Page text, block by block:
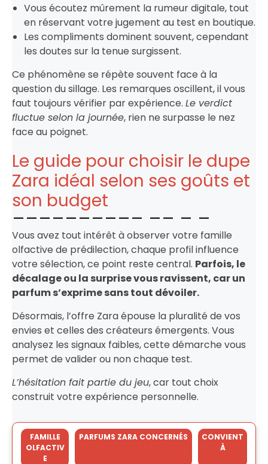
Vous écoutez mûrement la rumeur digitale, tout
en réservant votre jugement au test en boutique.
Les compliments dominent souvent, cependant
les doutes sur la tenue surgissent.
Ce phénomène se répète souvent face à la
question du sillage. Les remarques oscillent, il vous
faut toujours vérifier par expérience. Le verdict
fluctue selon la journée, rien ne surpasse le nez
face au poignet.
Le guide pour choisir le dupe
Zara idéal selon ses goûts et
son budget
Vous avez tout intérêt à observer votre famille
olfactive de prédilection, chaque profil influence
votre sélection, ce point reste central. Parfois, le
décalage ou la surprise vous ravissent, car un
parfum s’exprime sans tout dévoiler.
Désormais, l’offre Zara épouse la pluralité de vos
envies et celles des créateurs émergents. Vous
analysez les signaux faibles, cette démarche vous
permet de valider ou non chaque test.
L’hésitation fait partie du jeu, car tout choix
construit votre expérience personnelle.
FAMILLE
OLFACTIV
E
PARFUMS ZARA CONCERNÉS
CONVIENT
À